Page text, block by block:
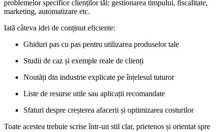
problemelor specifice clienților tăi: gestionarea timpului, fiscalitate,
marketing, automatizare etc.
Iată câteva idei de conținut eficiente:
Ghiduri pas cu pas pentru utilizarea produselor tale
Studii de caz și exemple reale de clienți
Noutăți din industrie explicate pe înțelesul tuturor
Liste de resurse utile sau aplicații recomandate
Sfaturi despre creșterea afacerii și optimizarea costurilor
Toate acestea trebuie scrise într-un stil clar, prietenos și orientat spre